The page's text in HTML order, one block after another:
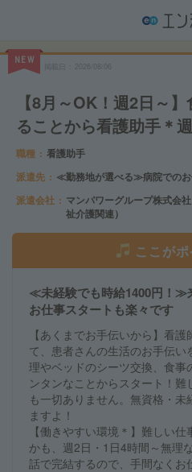
NEW
【8月～OK！週2日～
ることから看護助手＊
職種
看護助手
派遣先
≪勤務地が選べる≫病院でのお
派遣会社
マンパワーグループ株式
祉介護関連）
ここがポ
≪未経験でも時給1400円！≫
お仕事スタートも楽々です
【あくまでお手伝いから】看
て、患者さんの生活のお手伝
理やベッドのシーツ交換、食事
ンタンなことからスタート！
も一切ありません。無資格・
ますよ！
【働きやすい環境＊】難しい
かも、週2日・1日4時間～無理
話で完結するので、手間なくお